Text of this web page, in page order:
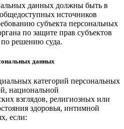
данных должны быть в
источников
субъекта персональных
по защите прав субъектов
решению суда.
данных
категорий персональных
национальной
взглядов, религиозных или
здоровья, интимной
если: